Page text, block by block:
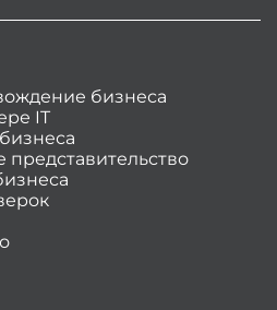
бизнеса
IT